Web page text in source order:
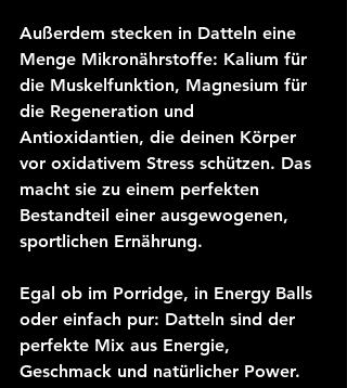
Außerdem stecken in Datteln eine
Menge Mikronährstoffe: Kalium für
die Muskelfunktion, Magnesium für
die Regeneration und
Antioxidantien, die deinen Körper
vor oxidativem Stress schützen. Das
macht sie zu einem perfekten
Bestandteil einer ausgewogenen,
sportlichen Ernährung.
Egal ob im Porridge, in Energy Balls
oder einfach pur: Datteln sind der
perfekte Mix aus Energie,
Geschmack und natürlicher Power.